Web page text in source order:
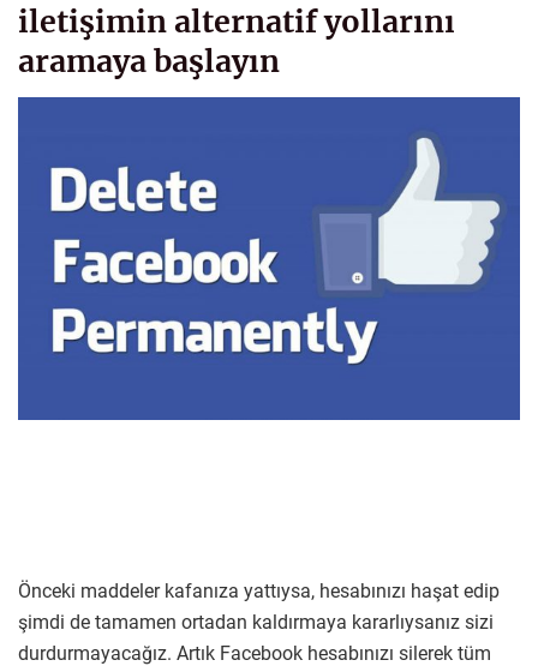
iletişimin alternatif yollarını
aramaya başlayın
Önceki maddeler kafanıza yattıysa, hesabınızı haşat edip
şimdi de tamamen ortadan kaldırmaya kararlıysanız sizi
durdurmayacağız. Artık Facebook hesabınızı silerek tüm